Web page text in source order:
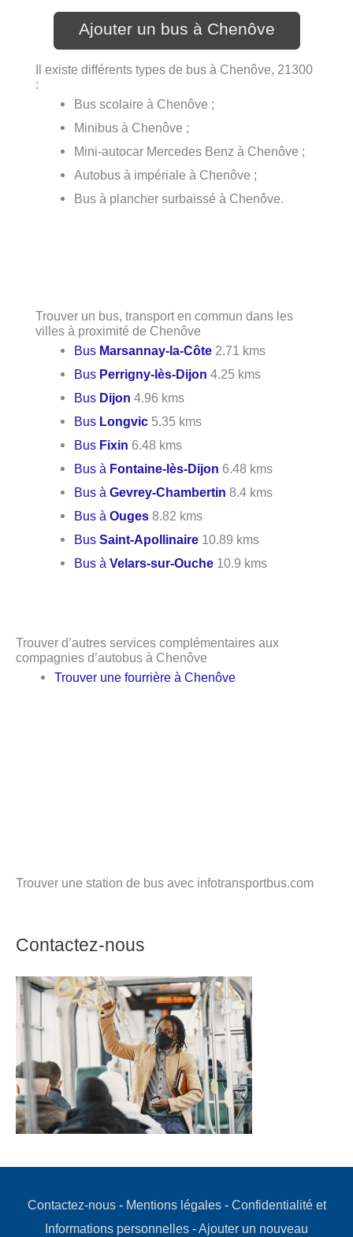
Ajouter un bus à Chenôve
Il existe différents types de bus à Chenôve, 21300
:
Bus scolaire à Chenôve ;
Minibus à Chenôve ;
Mini-autocar Mercedes Benz à Chenôve ;
Autobus à impériale à Chenôve ;
Bus à plancher surbaissé à Chenôve.
Trouver un bus, transport en commun dans les
villes à proximité de Chenôve
Bus Marsannay-la-Côte 2.71 kms
Bus Perrigny-lès-Dijon 4.25 kms
Bus Dijon 4.96 kms
Bus Longvic 5.35 kms
Bus Fixin 6.48 kms
Bus à Fontaine-lès-Dijon 6.48 kms
Bus àGevrey-Chambertin 8.4 kms
Bus àOuges 8.82 kms
BusSaint-Apollinaire 10.89 kms
Bus àVelars-sur-Ouche 10.9 kms
Trouver d’autres services complémentaires aux
compagnies d’autobus à Chenôve
Trouver une fourrière à Chenôve
Trouver une station de bus avec infotransportbus.com
Contactez-nous
Contactez-nous- Mentions légales- Confidentialité et
Informations personnelles -Ajouter un nouveau